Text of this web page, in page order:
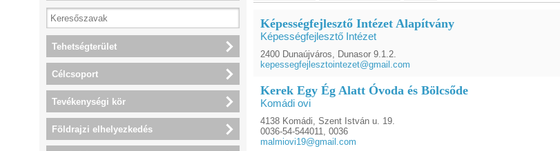
Képességfejlesztő Intézet Alapítvány
Képességfejlesztő Intézet
2400 Dunaújváros, Dunasor 9.1.2.
kepessegfejlesztointezet@gmail.com
Kerek Egy Ég Alatt Óvoda és Bölcsőde
Komádi ovi
4138 Komádi, Szent István u. 19.
0036-54-544011, 0036
malmiovi19@gmail.com
Tehetségterület
Célcsoport
Tevékenységi kör
Földrajzi elhelyezkedés